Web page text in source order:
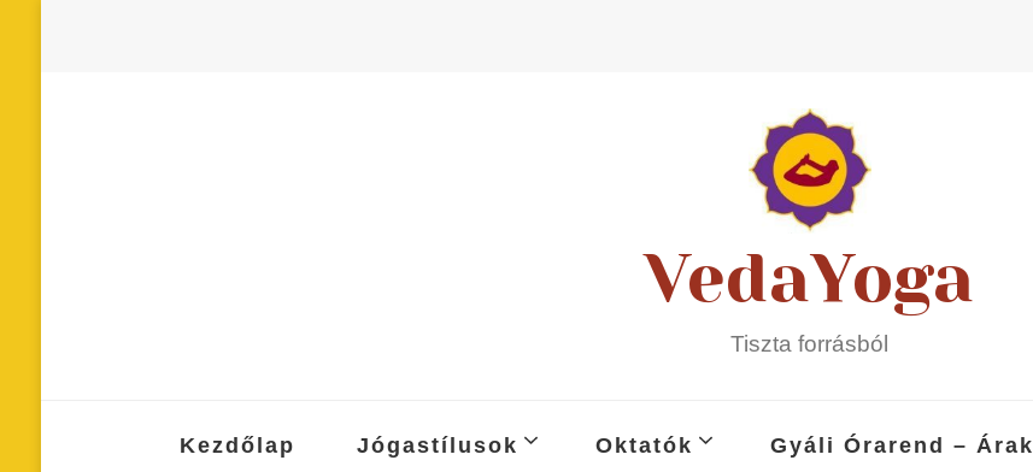
VedaYoga
Tiszta forrásból
Kezdőlap Jógastílusok Oktatók Gyáli Órarend – Árak